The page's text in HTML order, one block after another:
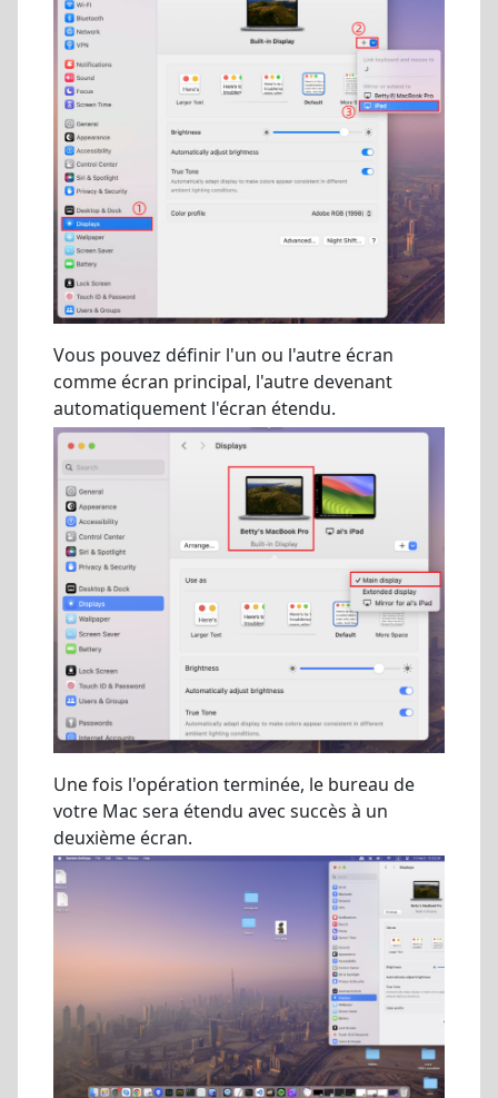
Vous pouvez définir l'un ou l'autre écran
comme écran principal, l'autre devenant
automatiquement l'écran étendu.
Une fois l'opération terminée, le bureau de
votre Mac sera étendu avec succès à un
deuxième écran.